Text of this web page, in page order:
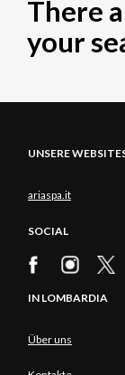
There
your
UNSERE
ariaspa.it
SOCIAL
IN LOMBARDIA
Über uns